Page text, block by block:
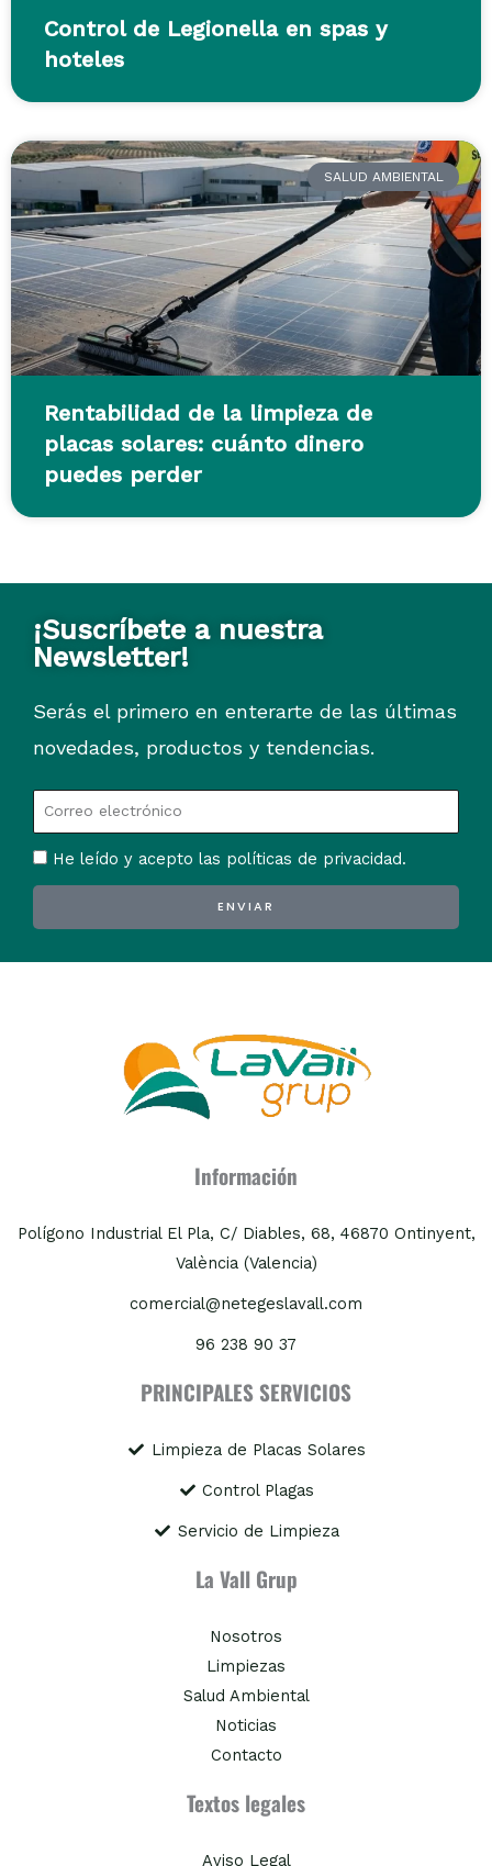
Control de Legionella en spas y
hoteles
SALUD AMBIENTAL
Rentabilidad de la limpieza de
placas solares: cuánto dinero
puedes perder
¡Suscríbete a nuestra
Newsletter!
Serás el primero en enterarte de las últimas
novedades, productos y tendencias.
He leído y acepto las políticas de privacidad.
ENVIAR
Información
Polígono Industrial El Pla, C/ Diables, 68, 46870 Ontinyent,
València (Valencia)
comercial@netegeslavall.com
96 238 90 37
PRINCIPALES SERVICIOS
Limpieza de Placas Solares
Control Plagas
Servicio de Limpieza
La Vall Grup
Nosotros
Limpiezas
Salud Ambiental
Noticias
Contacto
Textos legales
Aviso Legal